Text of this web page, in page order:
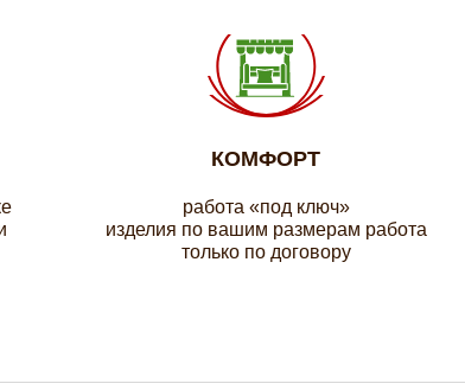
КОМФОРТ
работа «под ключ»
изделия по вашим размерам работа
только по договору